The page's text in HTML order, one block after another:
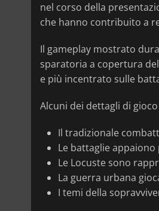
nel corso della
che hanno contribuito a
Il gameplay mostrato
sparatoria a copertura
e più incentrato sulle
Alcuni dei dettagli di
Il tradizionale
Le battaglie
Le Locuste sono
La guerra urbana
I temi della